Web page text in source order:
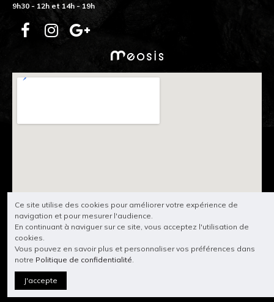
9h30 - 12h et 14h - 19h
Ce site utilise des cookies pour améliorer votre expérience de
navigation et pour mesurer l'audience.
En continuant à naviguer sur ce site, vous acceptez l'utilisation de
cookies.
Vous pouvez en savoir plus et personnaliser vos préférences dans
notre Politique de confidentialité.
J'accepte